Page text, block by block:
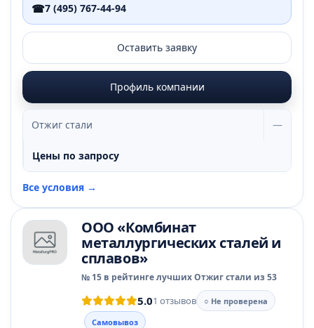
☎7 (495) 767-44-94
Оставить заявку
Профиль компании
Отжиг стали —
Цены по запросу
Все условия →
ООО «Комбинат
металлургических сталей и
сплавов»
№ 15 в рейтинге лучших Отжиг стали из 53
5.01 отзывов
○ Не проверена
Самовывоз